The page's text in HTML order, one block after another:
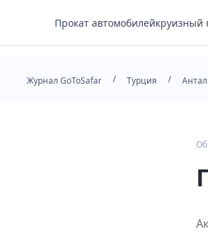
Прокат автомобилейкруизный
Журнал GoToSafar / Турция /